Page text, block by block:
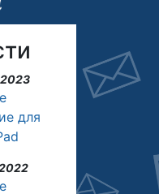
2023
для